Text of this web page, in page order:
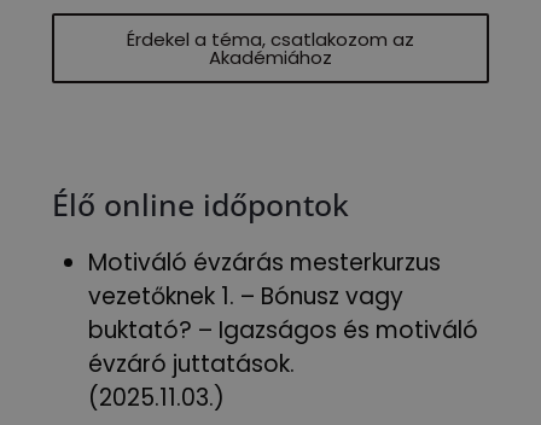
Érdekel a téma, csatlakozom az
Akadémiához
Élő online időpontok
Motiváló évzárás mesterkurzus
vezetőknek 1. – Bónusz vagy
buktató? – Igazságos és motiváló
évzáró juttatások.
(2025.11.03.)